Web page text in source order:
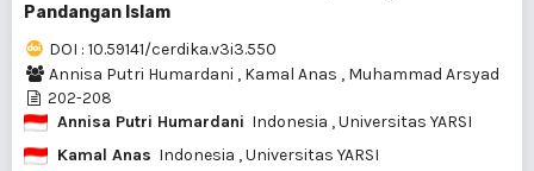
Pandangan Islam
DOI : 10.59141/cerdika.v3i3.550
Annisa Putri Humardani , Kamal Anas , Muhammad Arsyad
202-208
Annisa Putri Humardani Indonesia , Universitas YARSI
Kamal Anas Indonesia , Universitas YARSI